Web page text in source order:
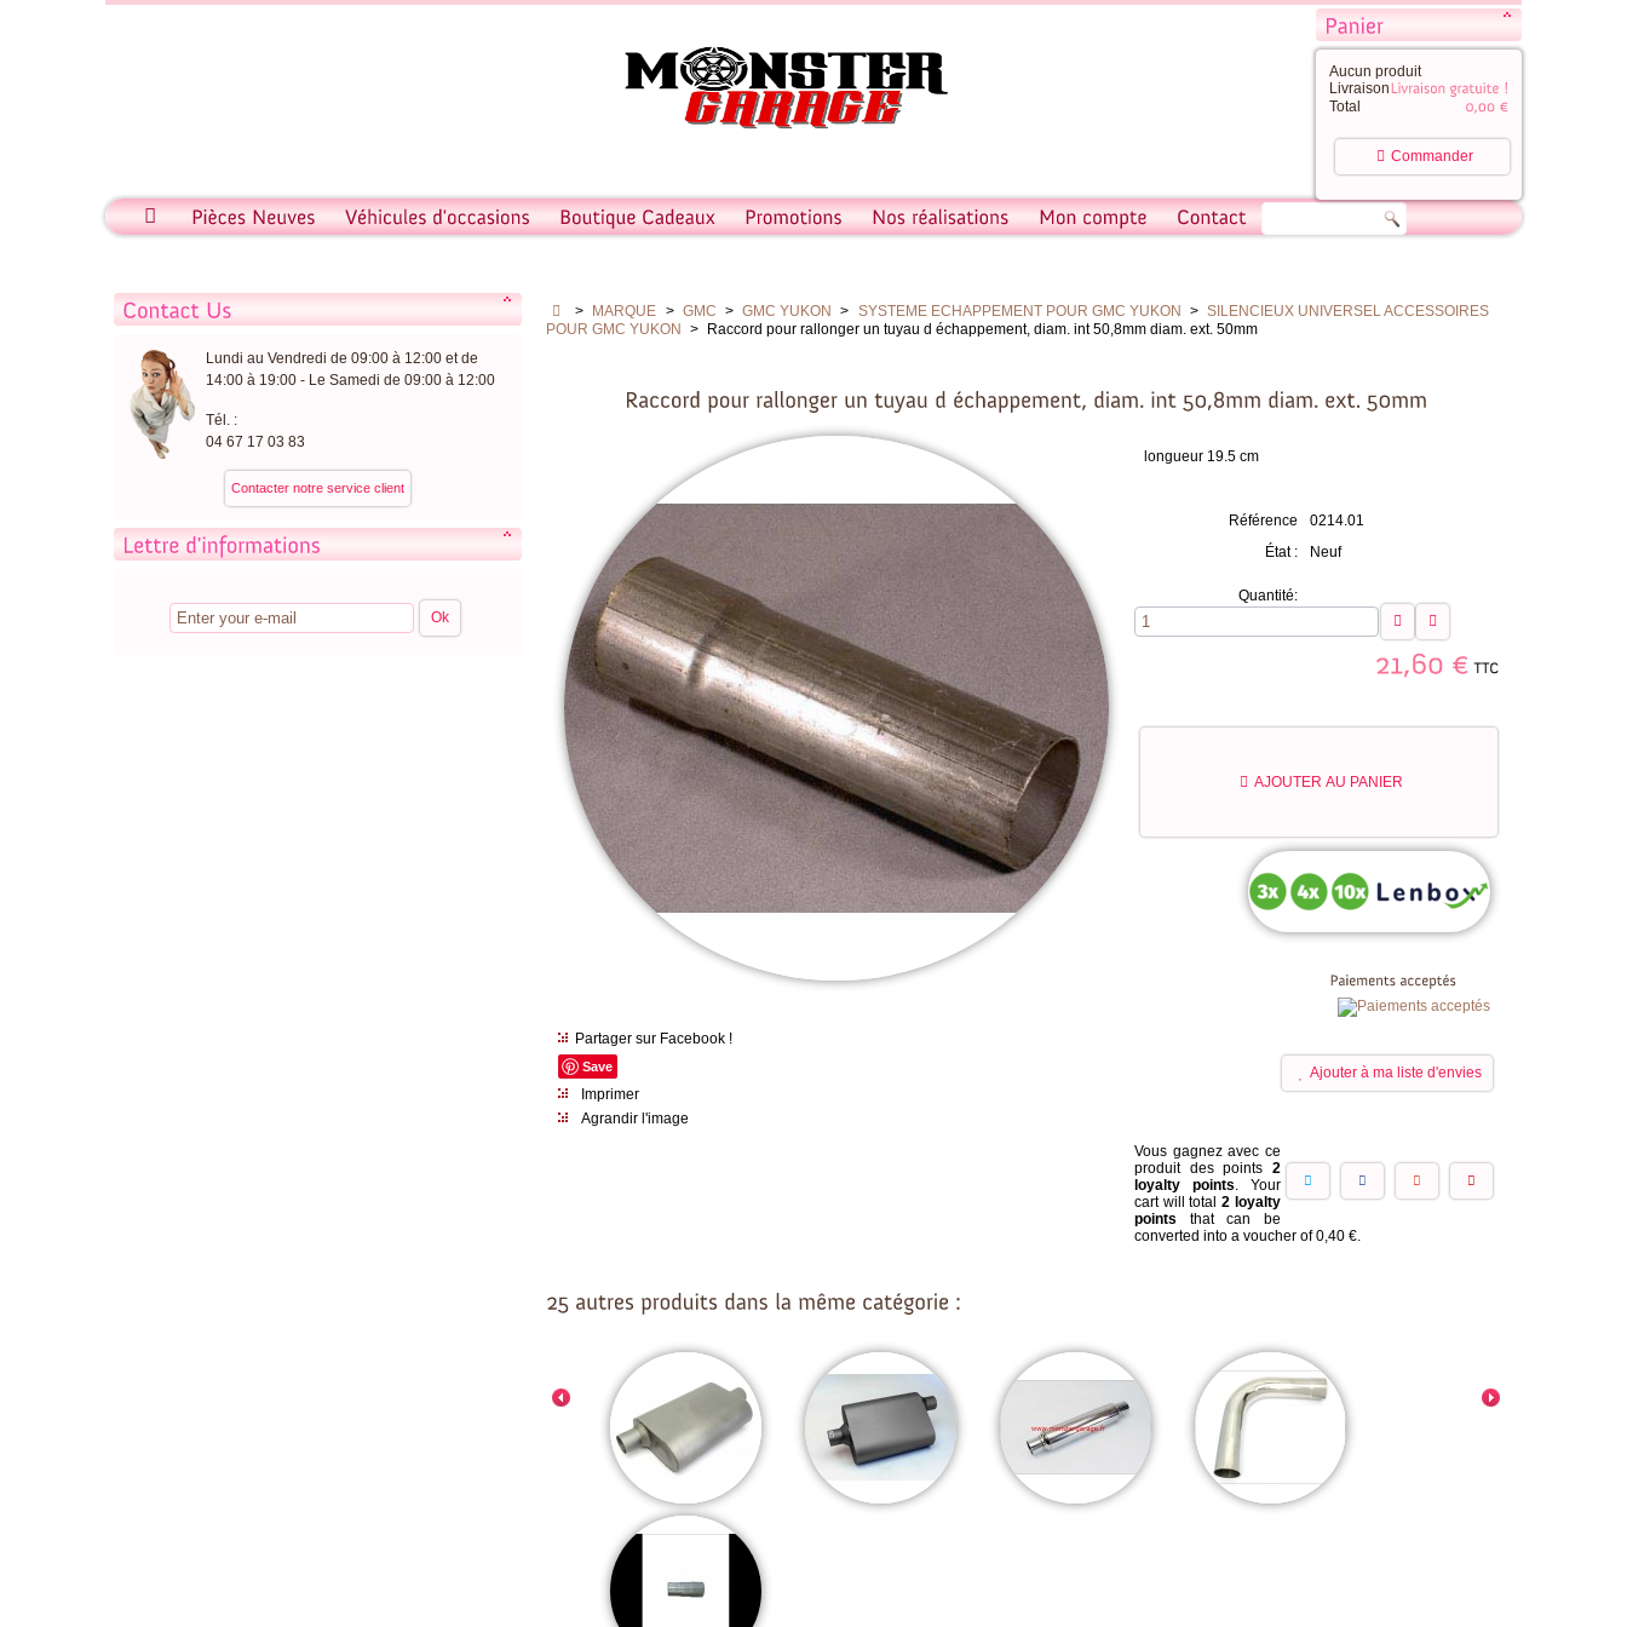
Aucun produit
Livraison
Total
Commander
Lundi au Vendredi de 09:00 à 12:00 et de
14:00 à 19:00 - Le Samedi de 09:00 à 12:00
Tél. :
04 67 17 03 83
Contacter notre service client
> MARQUE > GMC > GMC YUKON > SYSTEME ECHAPPEMENT POUR GMC YUKON > SILENCIEUX UNIVERSEL ACCESSOIRES
POUR GMC YUKON
> Raccord pour rallonger un tuyau d échappement, diam. int 50,8mm diam. ext. 50mm
Partager sur Facebook !
Save
Imprimer
Agrandir l'image
longueur 19.5 cm
Référence
0214.01
État :
Neuf
Quantité:
AJOUTER AU PANIER
Ajouter à ma liste d'envies
Vous gagnez avec ce
produit des points2
loyalty points. Your
cart will total2 loyalty
points that can be
converted into a voucher of0,40 €.